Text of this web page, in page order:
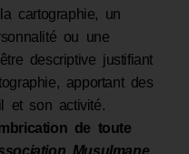
cartographie, un
ou une
descriptive justifiant
apportant des
et son activité.
de toute
Musulmane